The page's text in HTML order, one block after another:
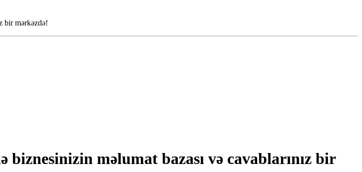
bir mərkəzdə!
məlumat bazası və cavablarınız bir